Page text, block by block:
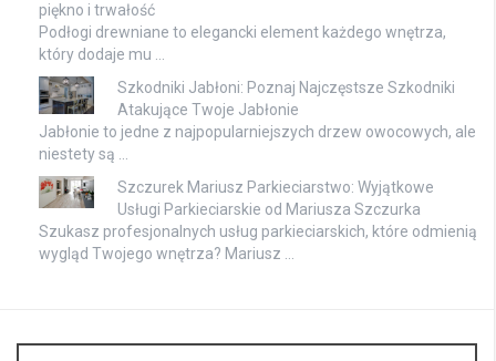
piękno i trwałość
Podłogi drewniane to elegancki element każdego wnętrza,
który dodaje mu …
Szkodniki Jabłoni: Poznaj Najczęstsze Szkodniki
Atakujące Twoje Jabłonie
Jabłonie to jedne z najpopularniejszych drzew owocowych, ale
niestety są …
Szczurek Mariusz Parkieciarstwo: Wyjątkowe
Usługi Parkieciarskie od Mariusza Szczurka
Szukasz profesjonalnych usług parkieciarskich, które odmienią
wygląd Twojego wnętrza? Mariusz …